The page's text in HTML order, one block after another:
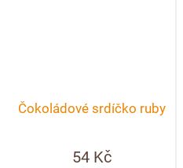
Čokoládové srdíčko ruby
54 Kč